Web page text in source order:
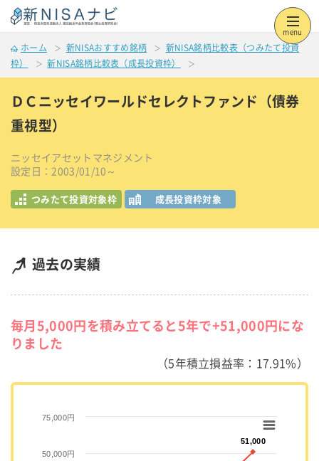
menu
ホーム 新NISAおすすめ銘柄
新NISA銘柄比較表（つみたて投資
枠）
新NISA銘柄比較表（成長投資枠）
ＤＣニッセイワールドセレクトファンド（債券
重視型）
ニッセイアセットマネジメント
設定日：2003/01/10～
つみたて投資対象枠 成長投資枠対象
過去の実績
毎月5,000円を積み立てると5年で+51,000円にな
りました
（5年積立損益率：17.91%）
51,000
51,000
50,000円
75,000円